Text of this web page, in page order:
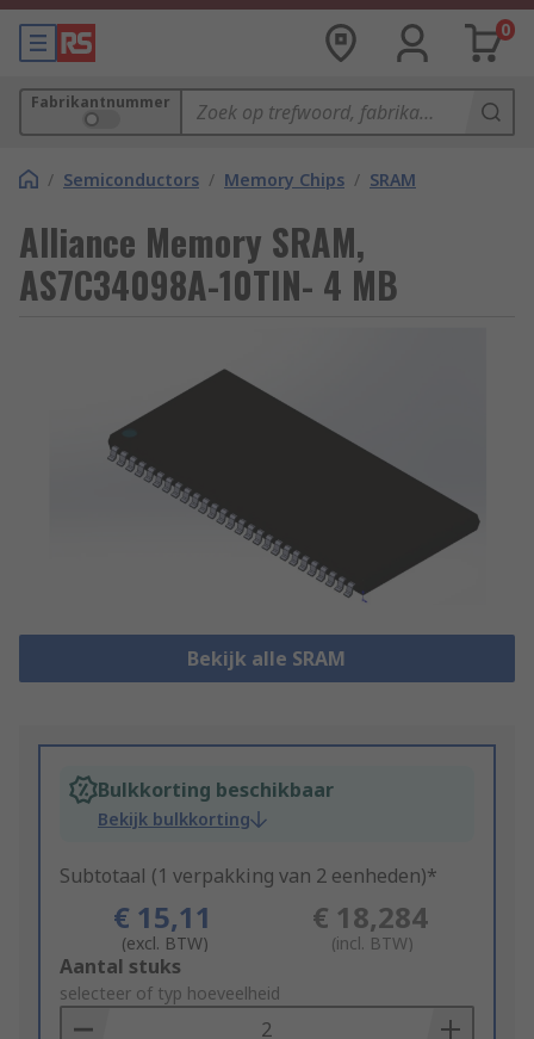
0
Fabrikantnummer
/ Semiconductors / Memory Chips / SRAM
Alliance Memory SRAM,
AS7C34098A-10TIN- 4 MB
Bekijk alle SRAM
Bulkkorting beschikbaar
Bekijk bulkkorting
Subtotaal (1 verpakking van 2 eenheden)*
€ 15,11
(excl. BTW)
€ 18,284
(incl. BTW)
Add
to
Basket
Aantal stuks
selecteer of typ hoeveelheid